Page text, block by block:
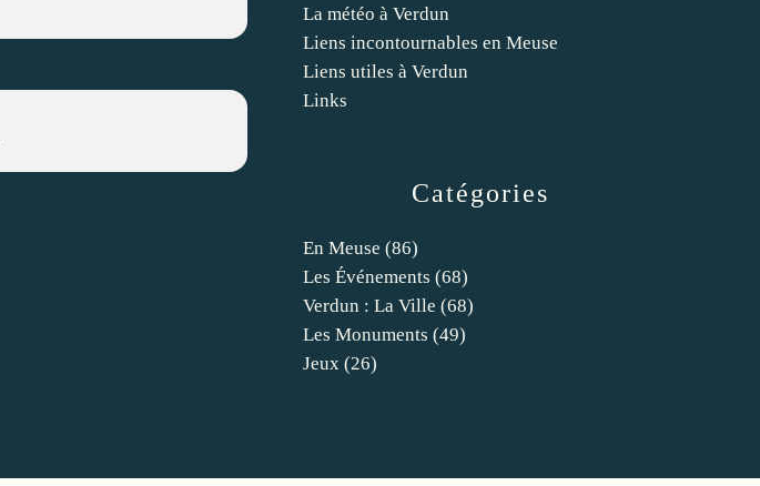
Catégories
En Meuse (86)
Les Événements (68)
Verdun : La Ville (68)
Les Monuments (49)
Jeux (26)
La météo à Verdun
Liens incontournables en Meuse
Liens utiles à Verdun
Links